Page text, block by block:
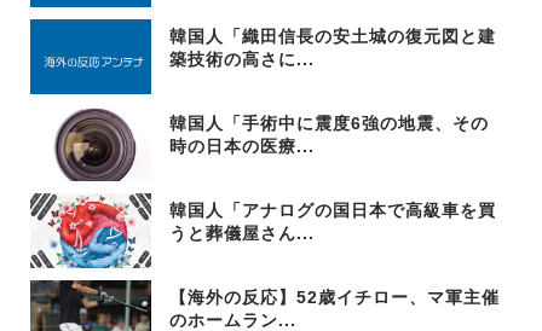
韓国人「織田信長の安土城の復元図と建
築技術の高さに...
韓国人「手術中に震度6強の地震、その
時の日本の医療...
韓国人「アナログの国日本で高級車を買
うと葬儀屋さん...
【海外の反応】52歳イチロー、マ軍主催
のホームラン...